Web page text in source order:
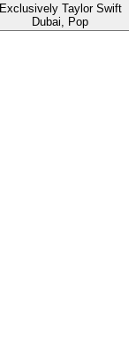
Exclusively Taylor Swift
Dubai, Pop